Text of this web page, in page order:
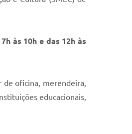
às 10h e das 12h às
de oficina, merendeira,
educacionais,